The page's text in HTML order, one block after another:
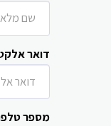
דואר
מספר